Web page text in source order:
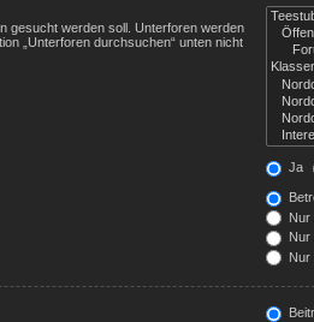
gesucht werden soll. Unterforen werden
„Unterforen durchsuchen“ unten nicht
Ja
Nur
Nur
Nur